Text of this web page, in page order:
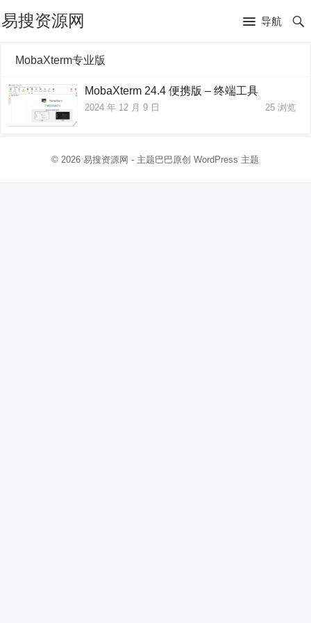
易搜资源网 导航
MobaXterm专业版
MobaXterm 24.4 便携版 – 终端工具
2024 年 12 月 9 日 25浏览
© 2026易搜资源网 - 主题巴巴原创WordPress 主题